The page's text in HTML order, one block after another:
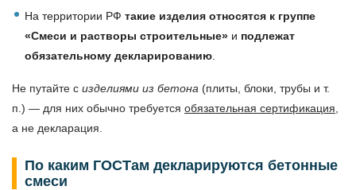
На территории РФ такие изделия относятся к группе
«Смеси и растворы строительные» и подлежат
обязательному декларированию
Не путайте с изделиями из бетона (плиты, блоки, трубы и т.
п.) — для них обычно требуется обязательная сертификация
а не декларация.
По каким ГОСТам декларируются бетонные
смеси